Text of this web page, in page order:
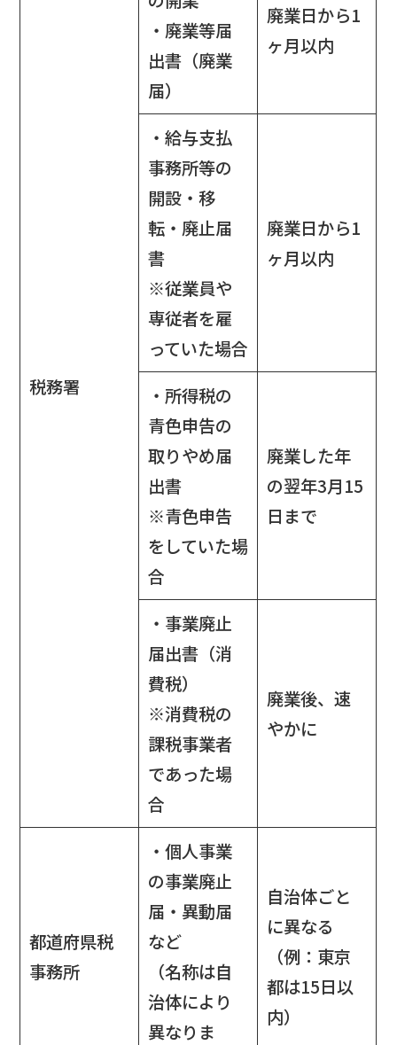
税務署
・廃業等届
出書（廃業
届）
廃業日から1
ヶ月以内
・給与支払
事務所等の
開設・移
転・廃止届
書
※従業員や
専従者を雇
っていた場合
廃業日から1
ヶ月以内
・所得税の
青色申告の
取りやめ届
出書
※青色申告
をしていた場
合
廃業した年
の翌年3月15
日まで
・事業廃止
届出書（消
費税）
※消費税の
課税事業者
であった場
合
廃業後、速
やかに
都道府県税
事務所
・個人事業
の事業廃止
届・異動届
など
（名称は自
治体により
異なりま
自治体ごと
に異なる
（例：東京
都は15日以
内）